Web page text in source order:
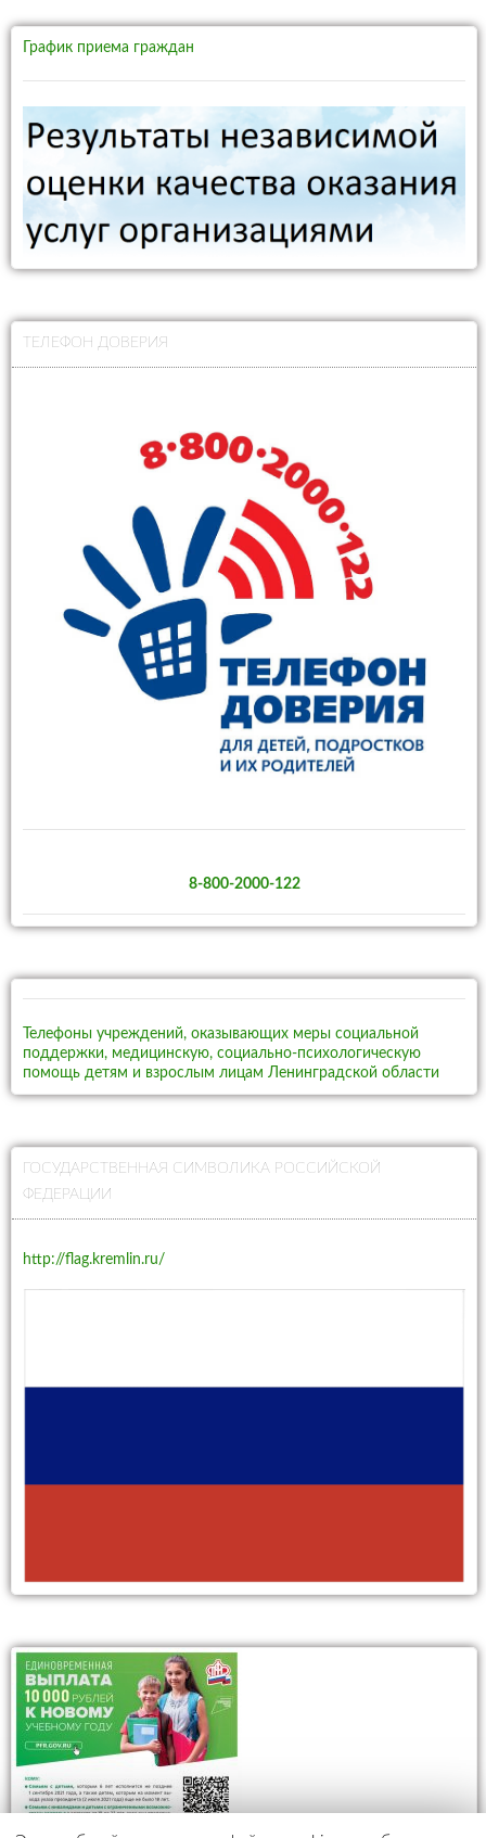
График приема граждан
ТЕЛЕФОН ДОВЕРИЯ
8-800-2000-122
Телефоны учреждений, оказывающих меры социальной
поддержки, медицинскую, социально-психологическую
помощь детям и взрослым лицам Ленинградской области
ГОСУДАРСТВЕННАЯ СИМВОЛИКА РОССИЙСКОЙ
ФЕДЕРАЦИИ
http://flag.kremlin.ru/